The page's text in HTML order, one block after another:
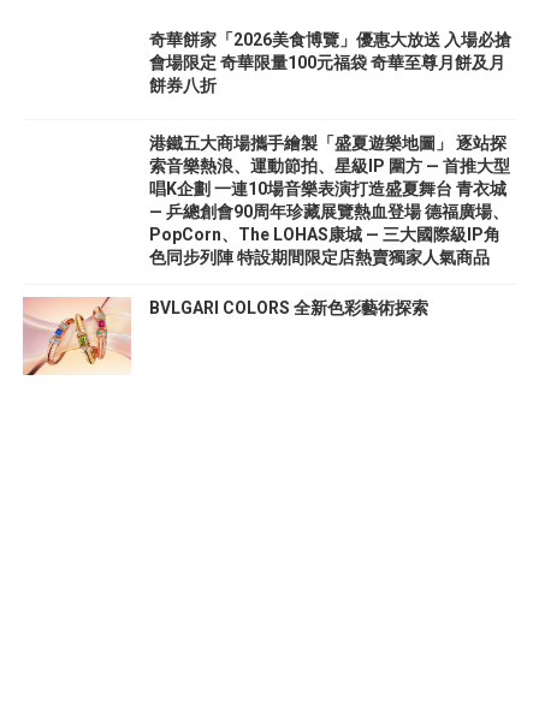
奇華餅家「2026美食博覽」優惠大放送 入場必搶
會場限定 奇華限量100元福袋 奇華至尊月餅及月
餅券八折
港鐵五大商場攜手繪製「盛夏遊樂地圖」 逐站探
索音樂熱浪、運動節拍、星級IP 圍方 — 首推大型
唱K企劃 一連10場音樂表演打造盛夏舞台 青衣城
— 乒總創會90周年珍藏展覽熱血登場 德福廣場、
PopCorn、The LOHAS康城 — 三大國際級IP角
色同步列陣 特設期間限定店熱賣獨家人氣商品
BVLGARI COLORS 全新色彩藝術探索